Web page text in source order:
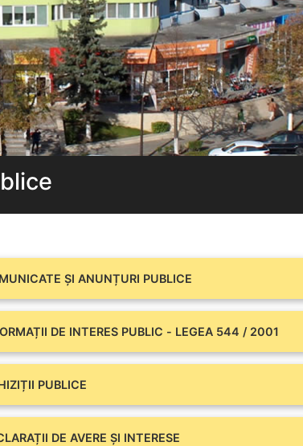
ŞI ANUNȚURI PUBLICE
DE INTERES PUBLIC - LEGEA 544 / 2001
PUBLICE
DE AVERE ŞI INTERESE